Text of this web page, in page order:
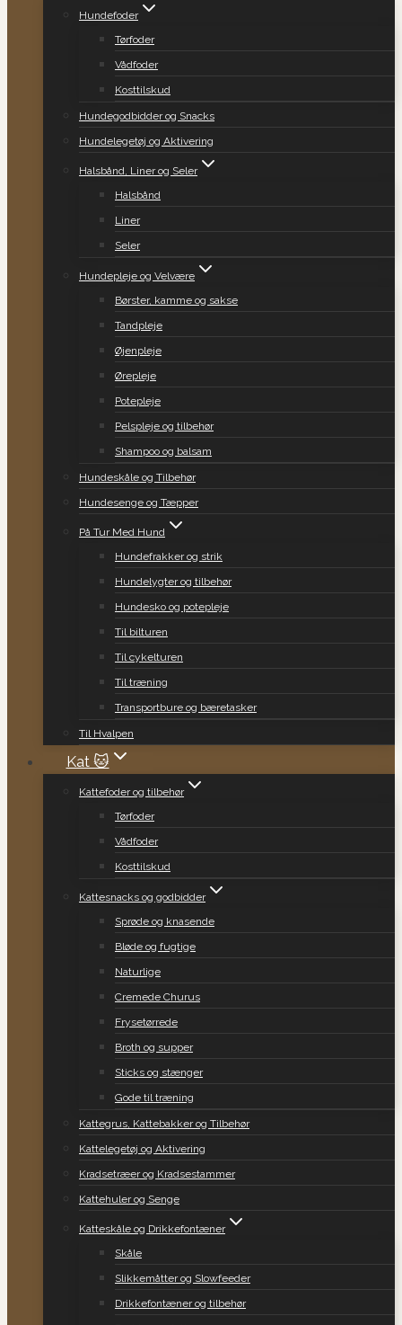
Hundefoder
Tørfoder
Vådfoder
Kosttilskud
Hundegodbidder og Snacks
Hundelegetøj og Aktivering
Halsbånd, Liner og Seler
Halsbånd
Liner
Seler
Hundepleje og Velvære
Børster, kamme og sakse
Tandpleje
Øjenpleje
Ørepleje
Potepleje
Pelspleje og tilbehør
Shampoo og balsam
Hundeskåle og Tilbehør
Hundesenge og Tæpper
På Tur Med Hund
Hundefrakker og strik
Hundelygter og tilbehør
Hundesko og potepleje
Til bilturen
Til cykelturen
Til træning
Transportbure og bæretasker
Til Hvalpen
Kat 🐱
Kattefoder og tilbehør
Tørfoder
Vådfoder
Kosttilskud
Kattesnacks og godbidder
Sprøde og knasende
Bløde og fugtige
Naturlige
Cremede Churus
Frysetørrede
Broth og supper
Sticks og stænger
Gode til træning
Kattegrus, Kattebakker og Tilbehør
Kattelegetøj og Aktivering
Kradsetræer og Kradsestammer
Kattehuler og Senge
Katteskåle og Drikkefontæner
Skåle
Slikkemåtter og Slowfeeder
Drikkefontæner og tilbehør